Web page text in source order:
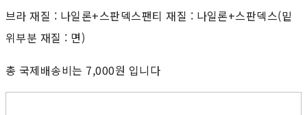
브라 재질 : 나일론+스판덱스팬티 재질 : 나일론+스판덱스(밑
위부분 재질 : 면)
총 국제배송비는 7,000원 입니다